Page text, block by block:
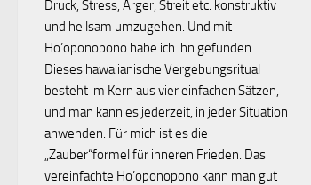
Druck, Stress, Ärger, Streit etc. konstruktiv
und heilsam umzugehen. Und mit
Ho’oponopono habe ich ihn gefunden.
Dieses hawaiianische Vergebungsritual
besteht im Kern aus vier einfachen Sätzen,
und man kann es jederzeit, in jeder Situation
anwenden. Für mich ist es die
„Zauber“formel für inneren Frieden. Das
vereinfachte Ho’oponopono kann man gut